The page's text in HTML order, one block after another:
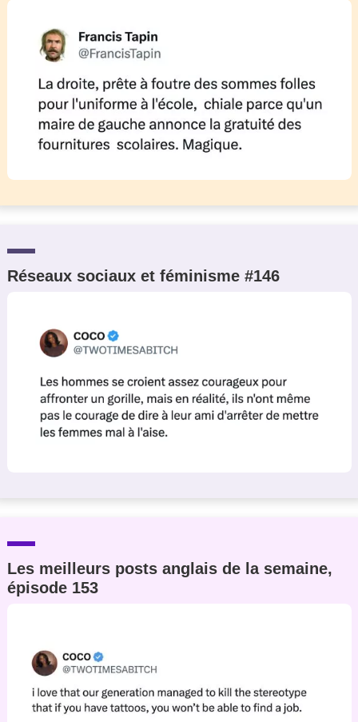
Réseaux sociaux et féminisme #146
Les meilleurs posts anglais de la semaine,
épisode 153
Un Thread
C'EST PARTI